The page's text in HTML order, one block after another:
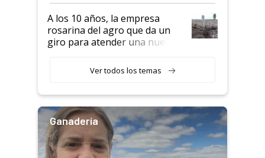
semillero
A los 10 años, la empresa
rosarina del agro que da un
giro para atender una nueva
Ver todos los temas
Ganadería